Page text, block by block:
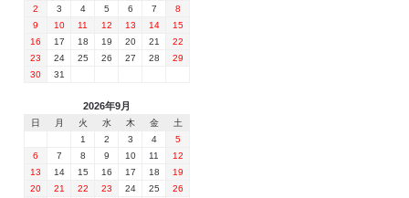
2
3 4 5 6 7
8
9
10 11 12 13 14
15
16
17 18 19 20 21
22
23
24 25 26 27 28
29
30
31
2026年9月
日 月 火 水 木 金
土
1
2 3 4
5
6
7 8 9 10 11
12
13
14 15 16 17 18
19
20
21 22 23 24 25
26